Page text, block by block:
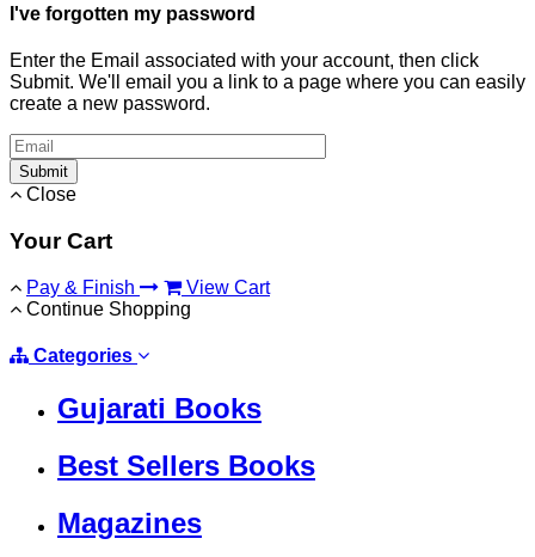
I've forgotten my password
Enter the Email associated with your account, then click
Submit. We'll email you a link to a page where you can easily
create a new password.
Submit
Close
Your Cart
Pay & Finish
View Cart
Continue Shopping
Categories
Gujarati Books
Best Sellers Books
Magazines